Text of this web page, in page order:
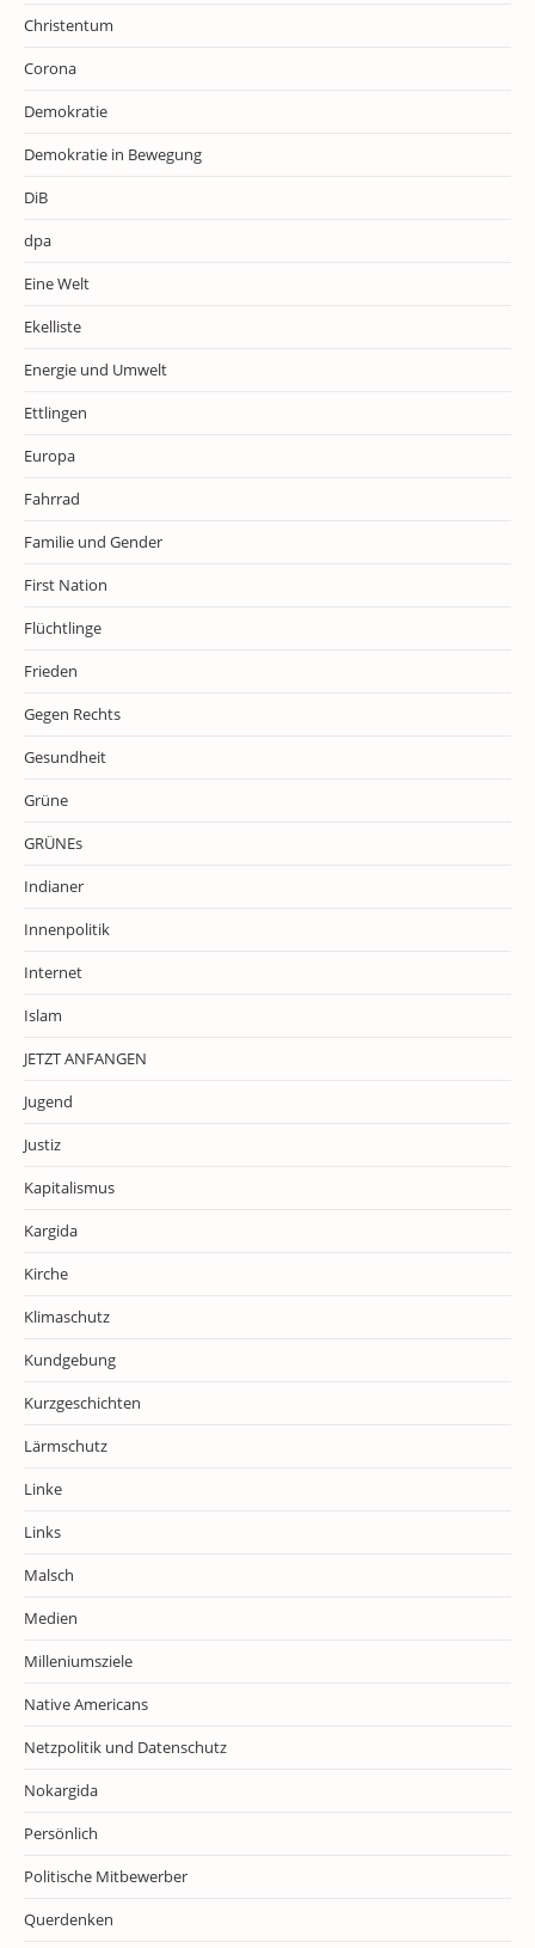
Christentum
Corona
Demokratie
Demokratie in Bewegung
DiB
dpa
Eine Welt
Ekelliste
Energie und Umwelt
Ettlingen
Europa
Fahrrad
Familie und Gender
First Nation
Flüchtlinge
Frieden
Gegen Rechts
Gesundheit
Grüne
GRÜNEs
Indianer
Innenpolitik
Internet
Islam
JETZT ANFANGEN
Jugend
Justiz
Kapitalismus
Kargida
Kirche
Klimaschutz
Kundgebung
Kurzgeschichten
Lärmschutz
Linke
Links
Malsch
Medien
Milleniumsziele
Native Americans
Netzpolitik und Datenschutz
Nokargida
Persönlich
Politische Mitbewerber
Querdenken